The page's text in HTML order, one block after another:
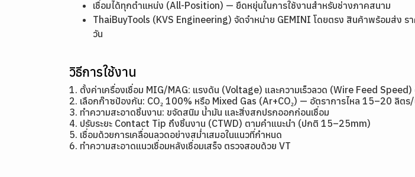
เชื่อมได้ทุกตำแหน่ง (All-Position) — ยืดหยุ่นในการใช้งานสำหรับช่างภาคสนาม
ThaiBuyTools (KVS Engineering) จัดจำหน่าย GEMINI โดยตรง สินค้าพร้อมส่ง
วัน
วิธีการใช้งาน
1. ตั้งค่าเครื่องเชื่อม MIG/MAG: แรงดัน (Voltage) และความเร็วลวด (Wire Feed
2. เลือกก๊าซป้องกัน: CO₂ 100% หรือ Mixed Gas (Ar+CO₂) — อัตราการไหล 15–20 ลิตร
3. ทำความสะอาดชิ้นงาน: ขจัดสนิม น้ำมัน และสิ่งสกปรกออกก่อนเชื่อม
4. ปรับระยะ Contact Tip ถึงชิ้นงาน (CTWD) ตามคำแนะนำ (ปกติ 15–25mm)
5. เชื่อมด้วยการเคลื่อนลวดอย่างสม่ำเสมอในแนวที่กำหนด
6. ทำความสะอาดแนวเชื่อมหลังเชื่อมเสร็จ ตรวจสอบด้วย VT